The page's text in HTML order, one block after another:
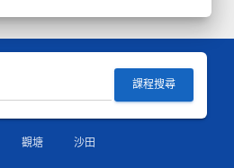
課程搜尋
觀塘 沙田